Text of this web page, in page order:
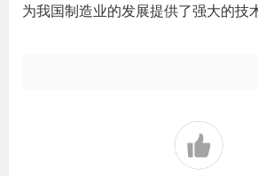
为我国制造业的发展提供了强大的技